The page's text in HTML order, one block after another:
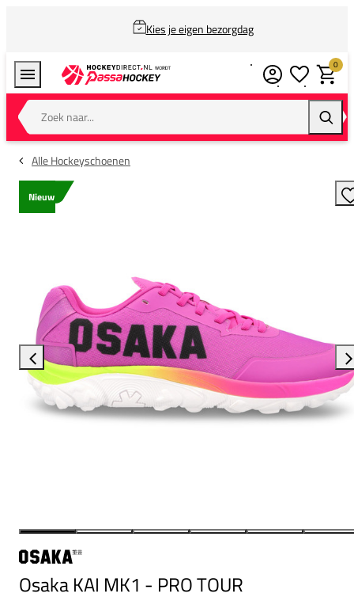
Kies je eigen bezorgdag
Zoek naar...
0
Alle Hockeyschoenen
Nieuw
Osaka KAI MK1 - PRO TOUR